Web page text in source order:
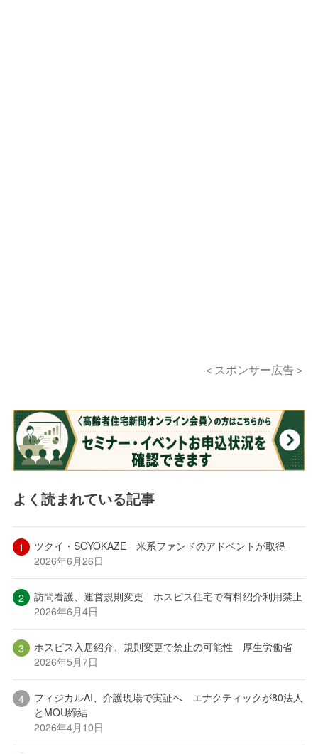
＜スポンサー広告＞
よく読まれている記事
ツクイ・SOYOKAZE 米系ファンドのアドベントが取得
2026年6月26日
訪問看護、運営規則変更 ホスピス住宅で有料紹介利用禁止
2026年6月4日
ホスピス入居紹介、規則変更で禁止の可能性 厚生労働省
2026年5月7日
フィジカルAI、介護現場で実証へ エナクティックが80法人
とMOU締結
2026年4月10日